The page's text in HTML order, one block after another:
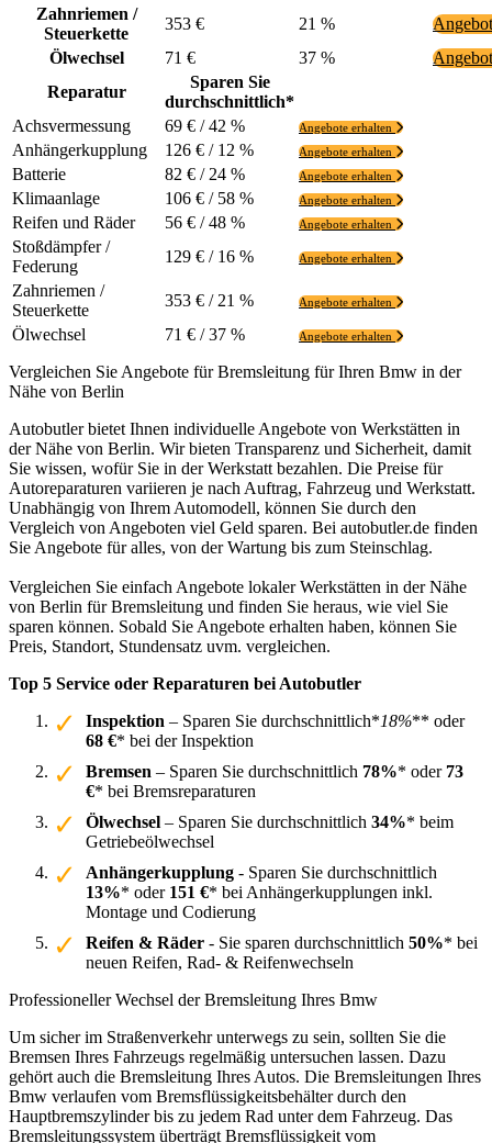
Zahnriemen /
Steuerkette
353 € 21 %
Ölwechsel
71 € 37 %
Reparatur
Sparen Sie
durchschnittlich*
Achsvermessung
69 € / 42 % Angebote erhalten
Anhängerkupplung 126 € / 12 % Angebote erhalten
Batterie 82 € / 24 % Angebote erhalten
Klimaanlage 106 € / 58 % Angebote erhalten
Reifen und Räder 56 € / 48 % Angebote erhalten
Stoßdämpfer /
Federung
129 € / 16 % Angebote erhalten
Zahnriemen /
Steuerkette
353 € / 21 % Angebote erhalten
Ölwechsel 71 € / 37 % Angebote erhalten
Vergleichen Sie Angebote für Bremsleitung für Ihren Bmw in der
Nähe von Berlin
Autobutler bietet Ihnen individuelle Angebote von Werkstätten in
der Nähe von Berlin. Wir bieten Transparenz und Sicherheit, damit
Sie wissen, wofür Sie in der Werkstatt bezahlen. Die Preise für
Autoreparaturen variieren je nach Auftrag, Fahrzeug und Werkstatt.
Unabhängig von Ihrem Automodell, können Sie durch den
Vergleich von Angeboten viel Geld sparen. Bei autobutler.de finden
Sie Angebote für alles, von der Wartung bis zum Steinschlag.
Vergleichen Sie einfach Angebote lokaler Werkstätten in der Nähe
von Berlin für Bremsleitung und finden Sie heraus, wie viel Sie
sparen können. Sobald Sie Angebote erhalten haben, können Sie
Preis, Standort, Stundensatz uvm. vergleichen.
Top 5 Service oder Reparaturen bei Autobutler
Inspektion – Sparen Sie durchschnittlich*18%** oder
68 €* bei der Inspektion
Bremsen – Sparen Sie durchschnittlich 78%* oder 73
€* bei Bremsreparaturen
Ölwechsel – Sparen Sie durchschnittlich 34%* beim
Getriebeölwechsel
Anhängerkupplung - Sparen Sie durchschnittlich
13%* oder 151 €* bei Anhängerkupplungen inkl.
Montage und Codierung
Reifen & Räder - Sie sparen durchschnittlich 50%* bei
neuen Reifen, Rad- & Reifenwechseln
Professioneller Wechsel der Bremsleitung Ihres Bmw
Um sicher im Straßenverkehr unterwegs zu sein, sollten Sie die
Bremsen Ihres Fahrzeugs regelmäßig untersuchen lassen. Dazu
gehört auch die Bremsleitung Ihres Autos. Die Bremsleitungen Ihres
Bmw verlaufen vom Bremsflüssigkeitsbehälter durch den
Hauptbremszylinder bis zu jedem Rad unter dem Fahrzeug. Das
Bremsleitungssystem überträgt Bremsflüssigkeit vom